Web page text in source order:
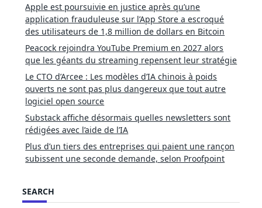
Apple est poursuivie en justice après qu’une
application frauduleuse sur l’App Store a escroqué
des utilisateurs de 1,8 million de dollars en Bitcoin
Peacock rejoindra YouTube Premium en 2027 alors
que les géants du streaming repensent leur stratégie
Le CTO d’Arcee : Les modèles d’IA chinois à poids
ouverts ne sont pas plus dangereux que tout autre
logiciel open source
Substack affiche désormais quelles newsletters sont
rédigées avec l’aide de l’IA
Plus d’un tiers des entreprises qui paient une rançon
subissent une seconde demande, selon Proofpoint
SEARCH